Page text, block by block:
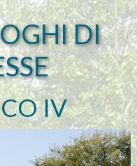
DI
IV